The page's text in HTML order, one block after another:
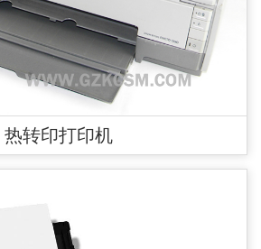
热转印打印机